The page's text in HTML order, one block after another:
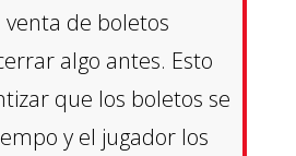
venta de boletos
algo antes. Esto
que los boletos se
y el jugador los